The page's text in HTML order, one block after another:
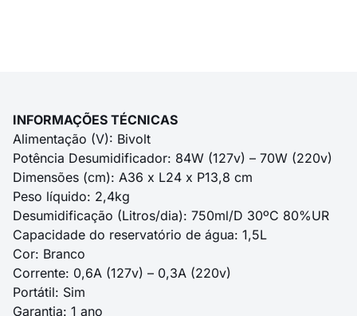
INFORMAÇÕES TÉCNICAS
Alimentação (V): Bivolt
Potência Desumidificador: 84W (127v) – 70W (220v)
Dimensões (cm): A36 x L24 x P13,8 cm
Peso líquido: 2,4kg
Desumidificação (Litros/dia): 750ml/D 30ºC 80%UR
Capacidade do reservatório de água: 1,5L
Cor: Branco
Corrente: 0,6A (127v) – 0,3A (220v)
Portátil: Sim
Garantia: 1 ano